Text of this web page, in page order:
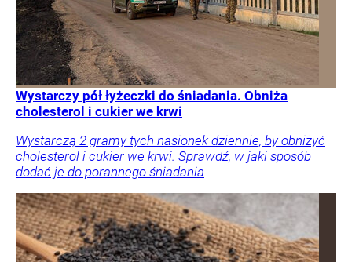
Wystarczy pół łyżeczki do śniadania. Obniża
cholesterol i cukier we krwi
Wystarczą 2 gramy tych nasionek dziennie, by obniżyć
cholesterol i cukier we krwi. Sprawdź, w jaki sposób
dodać je do porannego śniadania